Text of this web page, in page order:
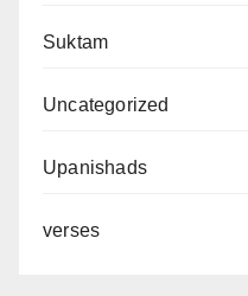
Suktam
Uncategorized
Upanishads
verses